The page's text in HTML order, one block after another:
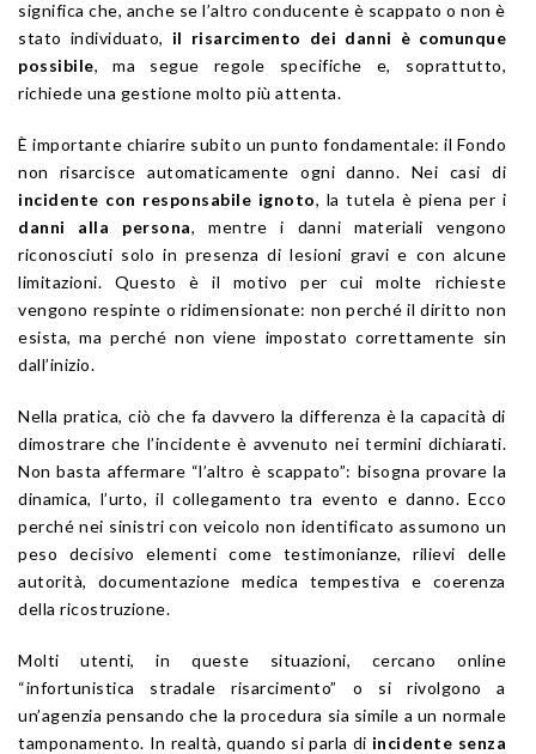
significa che, anche se l’altro conducente è scappato o non è
stato individuato, il risarcimento dei danni è comunque
possibile, ma segue regole specifiche e, soprattutto,
richiede una gestione molto più attenta.
È importante chiarire subito un punto fondamentale: il Fondo
non risarcisce automaticamente ogni danno. Nei casi di
incidente con responsabile ignoto, la tutela è piena per i
danni alla persona, mentre i danni materiali vengono
riconosciuti solo in presenza di lesioni gravi e con alcune
limitazioni. Questo è il motivo per cui molte richieste
vengono respinte o ridimensionate: non perché il diritto non
esista, ma perché non viene impostato correttamente sin
dall’inizio.
Nella pratica, ciò che fa davvero la differenza è la capacità di
dimostrare che l’incidente è avvenuto nei termini dichiarati.
Non basta affermare “l’altro è scappato”: bisogna provare la
dinamica, l’urto, il collegamento tra evento e danno. Ecco
perché nei sinistri con veicolo non identificato assumono un
peso decisivo elementi come testimonianze, rilievi delle
autorità, documentazione medica tempestiva e coerenza
della ricostruzione.
Molti utenti, in queste situazioni, cercano online
“infortunistica stradale risarcimento” o si rivolgono a
un’agenzia pensando che la procedura sia simile a un normale
tamponamento. In realtà, quando si parla di incidente senza